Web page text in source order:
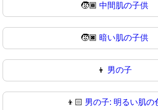
🧒🏾 中間肌の子供
🧒🏿 暗い肌の子供
👦 男の子
👦🏻 男の子: 明るい肌の